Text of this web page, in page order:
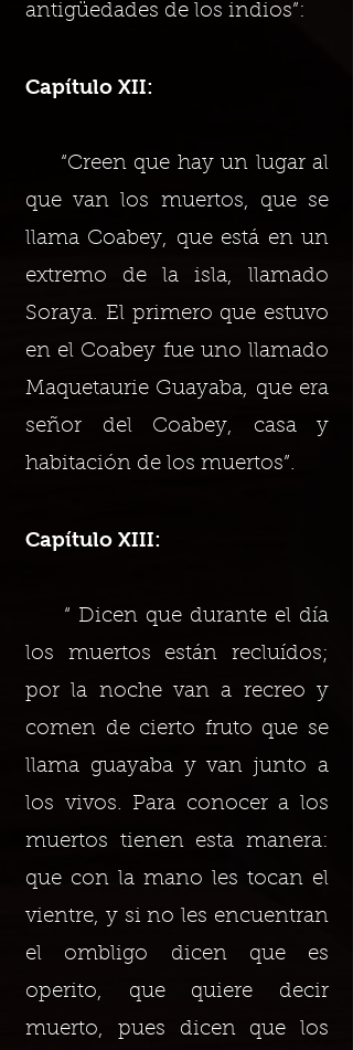
antigüedades de los indios”:
Capítulo XII:
“Creen que hay un lugar al
que van los muertos, que se
llama Coabey, que está en un
extremo de la isla, llamado
Soraya. El primero que estuvo
en el Coabey fue uno llamado
Maquetaurie Guayaba, que era
señor del Coabey, casa y
habitación de los muertos”.
Capítulo XIII:
“ Dicen que durante el día
los muertos están recluídos;
por la noche van a recreo y
comen de cierto fruto que se
llama guayaba y van junto a
los vivos. Para conocer a los
muertos tienen esta manera:
que con la mano les tocan el
vientre, y si no les encuentran
el ombligo dicen que es
operito, que quiere decir
muerto, pues dicen que los